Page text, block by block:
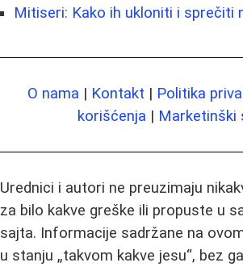
Mitiseri: Kako ih ukloniti i sprečiti
O nama | Kontakt | Politika
korišćenja | Marketinški
Urednici i autori ne preuzimaju
za bilo kakve greške ili propuste u
sajta. Informacije sadržane na
u stanju „takvom kakve jesu“, bez